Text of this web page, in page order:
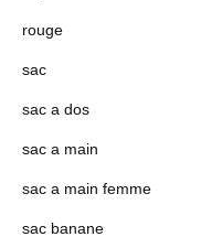
rouge
sac
sac a dos
sac a main
sac a main femme
sac banane